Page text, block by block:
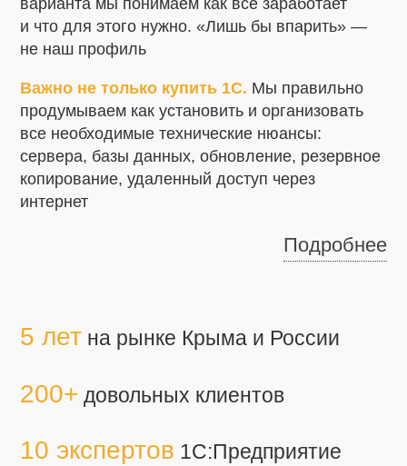
варианта мы понимаем как все заработает
и что для этого нужно. «Лишь бы впарить» —
не наш профиль
Важно не только купить 1С. Мы правильно
продумываем как установить и организовать
все необходимые технические нюансы:
сервера, базы данных, обновление, резервное
копирование, удаленный доступ через
интернет
Подробнее
5 лет на рынке Крыма и России
200+ довольных клиентов
10 экспертов 1С:Предприятие